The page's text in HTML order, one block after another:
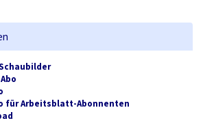
für Arbeitsblatt-Abonnenten